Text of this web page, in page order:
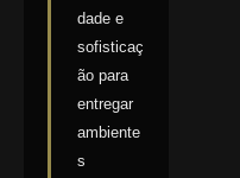
dade e
sofisticaç
ão para
entregar
ambiente
s